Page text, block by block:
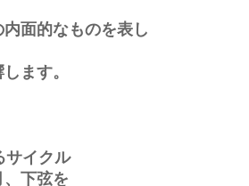
面的なものを表し
ます。
サイクル
下弦を